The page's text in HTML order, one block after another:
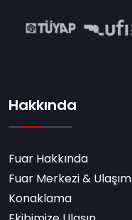
Hakkında
Fuar Hakkında
Fuar Merkezi & Ulaşım
Konaklama